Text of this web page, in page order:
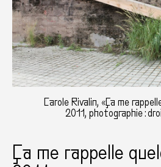
Carole Rivalin, «Ça me
2011, photographie :
Ça me rappelle